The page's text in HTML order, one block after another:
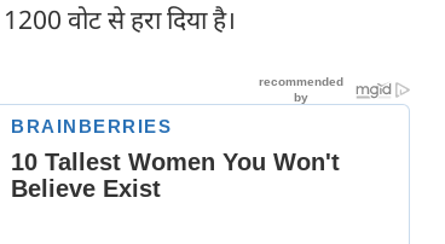
वोट से हरा दिया है।